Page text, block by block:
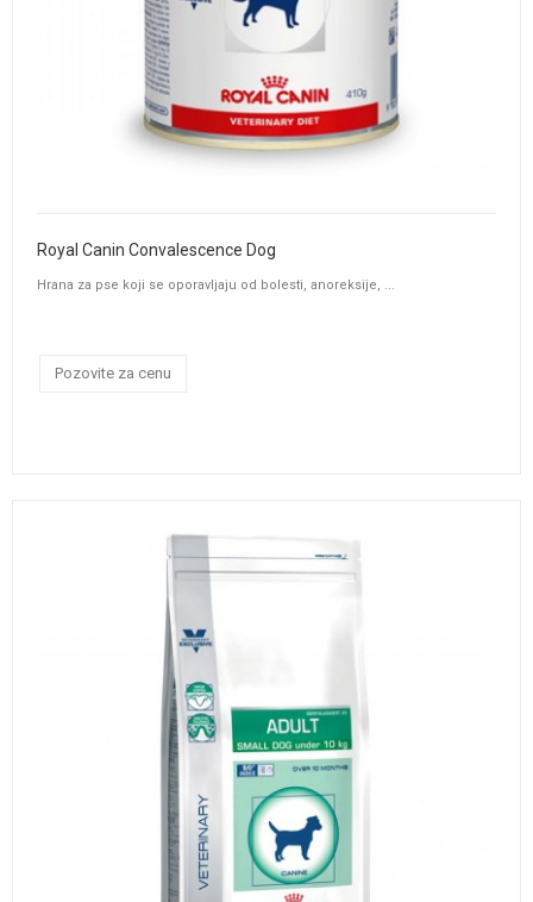
Royal Canin Convalescence Dog
Hrana za pse koji se oporavljaju od bolesti, anoreksije, ...
Pozovite za cenu